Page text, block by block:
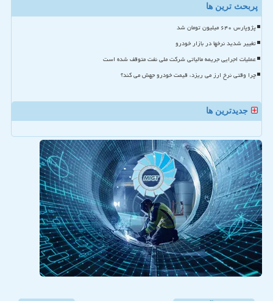
پربحث ترین ها
پژوپارس ۶۴۰ میلیون تومان شد
تغییر شدید نرخها در بازار خودرو
عملیات اجرایی جریمه مالیاتی شرکت ملی نفت متوقف شده است
چرا وقتی نرخ ارز می ریزد، قیمت خودرو جهش می کند؟
جدیدترین ها